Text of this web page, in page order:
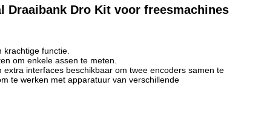
Draaibank Dro Kit voor freesmachines
functie.
om enkele assen te meten.
interfaces beschikbaar om twee encoders samen te
te werken met apparatuur van verschillende